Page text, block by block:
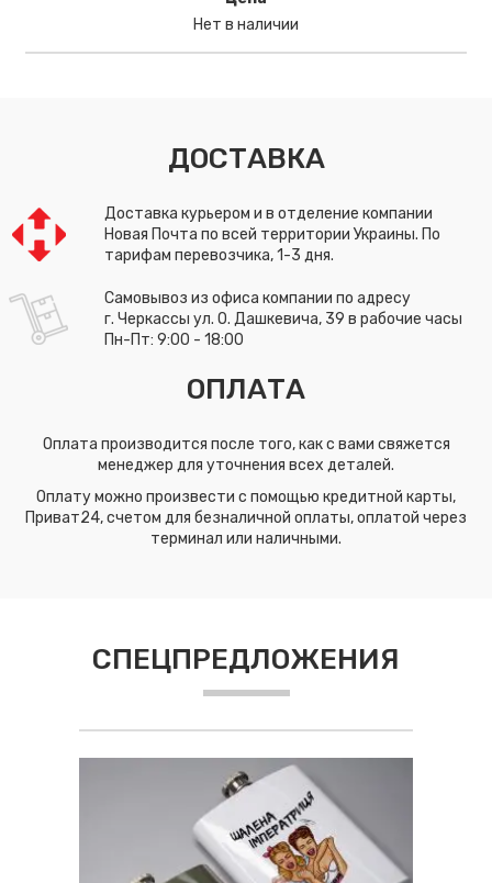
Нет в наличии
ДОСТАВКА
Доставка курьером и в отделение компании
Новая Почта по всей территории Украины. По
тарифам перевозчика, 1-3 дня.
Самовывоз из офиса компании по адресу
г. Черкассы ул. О. Дашкевича, 39 в рабочие часы
Пн-Пт: 9:00 - 18:00
ОПЛАТА
Оплата производится после того, как с вами свяжется
менеджер для уточнения всех деталей.
Оплату можно произвести с помощью кредитной карты,
Приват24, счетом для безналичной оплаты, оплатой через
терминал или наличными.
СПЕЦПРЕДЛОЖЕНИЯ